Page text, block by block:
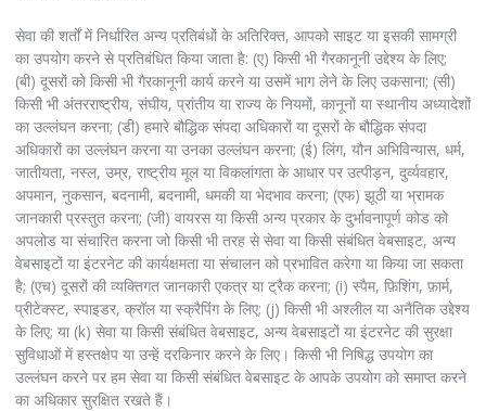
सेवा की शर्तों में निर्धारित अन्य प्रतिबंधों के अतिरिक्त, आपको साइट या इसकी सामग्री
का उपयोग करने से प्रतिबंधित किया जाता है: (ए) किसी भी गैरकानूनी उद्देश्य के लिए;
(बी) दूसरों को किसी भी गैरकानूनी कार्य करने या उसमें भाग लेने के लिए उकसाना; (सी)
किसी भी अंतरराष्ट्रीय, संघीय, प्रांतीय या राज्य के नियमों, कानूनों या स्थानीय अध्यादेशों
का उल्लंघन करना; (डी) हमारे बौद्धिक संपदा अधिकारों या दूसरों के बौद्धिक संपदा
अधिकारों का उल्लंघन करना या उनका उल्लंघन करना; (ई) लिंग, यौन अभिविन्यास, धर्म,
जातीयता, नस्ल, उम्र, राष्ट्रीय मूल या विकलांगता के आधार पर उत्पीड़न, दुर्व्यवहार,
अपमान, नुकसान, बदनामी, बदनामी, धमकी या भेदभाव करना; (एफ) झूठी या भ्रामक
जानकारी प्रस्तुत करना; (जी) वायरस या किसी अन्य प्रकार के दुर्भावनापूर्ण कोड को
अपलोड या संचारित करना जो किसी भी तरह से सेवा या किसी संबंधित वेबसाइट, अन्य
वेबसाइटों या इंटरनेट की कार्यक्षमता या संचालन को प्रभावित करेगा या किया जा सकता
है; (एच) दूसरों की व्यक्तिगत जानकारी एकत्र या ट्रैक करना; (i) स्पैम, फ़िशिंग, फ़ार्म,
प्रीटेक्स्ट, स्पाइडर, क्रॉल या स्क्रैपिंग के लिए; (j) किसी भी अश्लील या अनैतिक उद्देश्य
के लिए; या (k) सेवा या किसी संबंधित वेबसाइट, अन्य वेबसाइटों या इंटरनेट की सुरक्षा
सुविधाओं में हस्तक्षेप या उन्हें दरकिनार करने के लिए। किसी भी निषिद्ध उपयोग का
उल्लंघन करने पर हम सेवा या किसी संबंधित वेबसाइट के आपके उपयोग को समाप्त करने
का अधिकार सुरक्षित रखते हैं।